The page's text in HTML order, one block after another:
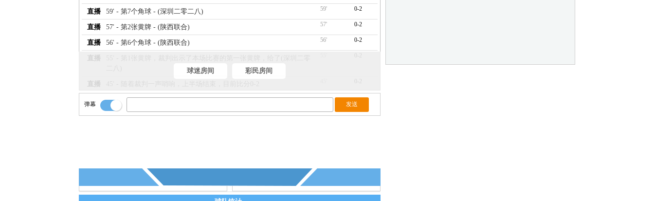
直播 59' - 第7个角球 - (深圳二零二八) 59' 0-2
直播 57' - 第2张黄牌 - (陕西联合) 57' 0-2
直播 56' - 第6个角球 - (陕西联合) 56' 0-2
直播 0-2
直播 0-2
直播 44' - 第2个进球 - (陕西联合) 44' 0-2
直播 33' - 第5个角球 - (陕西联合) 33' 0-2
球迷房间 彩民房间
弹幕